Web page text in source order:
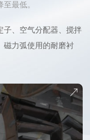
最低。
子、空气分配器、搅拌
磁力弧使用的耐磨衬